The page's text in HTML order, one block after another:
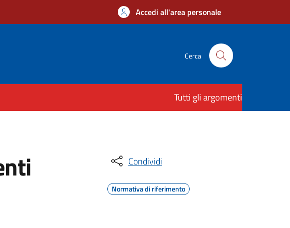
Accedi all'area personale
Cerca
Tutti gli argomenti
Condividi
Normativa di riferimento